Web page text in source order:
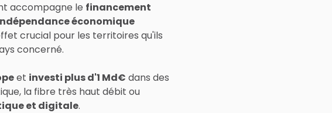
accompagne le financement
économique
crucial pour les territoires qu'ils
concerné.
et investi plus d'1 Md€ dans des
la fibre très haut débit ou
et digitale.